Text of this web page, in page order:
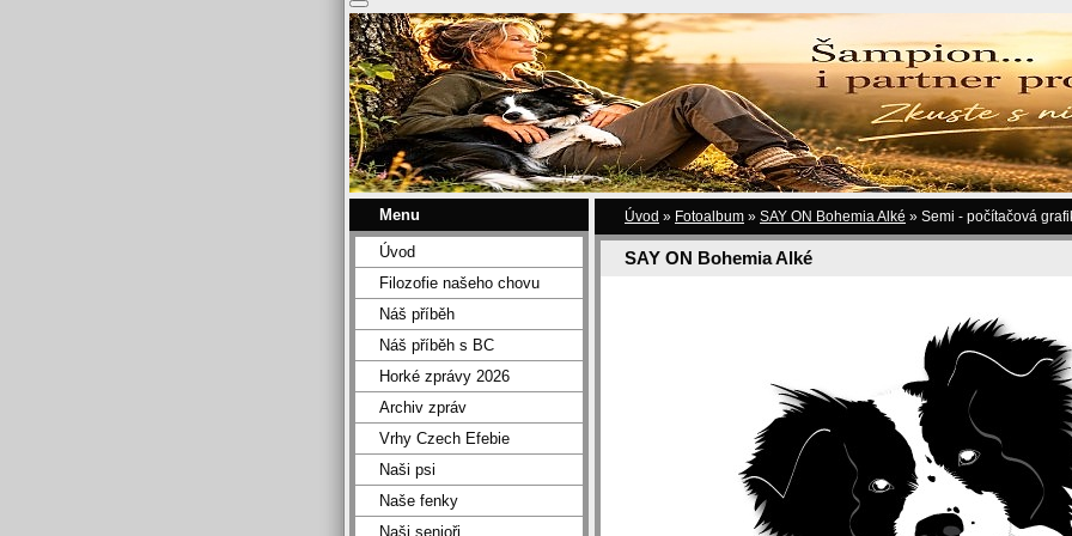
Úvod » Fotoalbum » SAY ON Bohemia Alké » Semi - počítačová
SAY ON Bohemia Alké
Menu
Úvod
Filozofie našeho chovu
Náš příběh
Náš příběh s BC
Horké zprávy 2026
Archiv zpráv
Vrhy Czech Efebie
Naši psi
Naše fenky
Naši senioři